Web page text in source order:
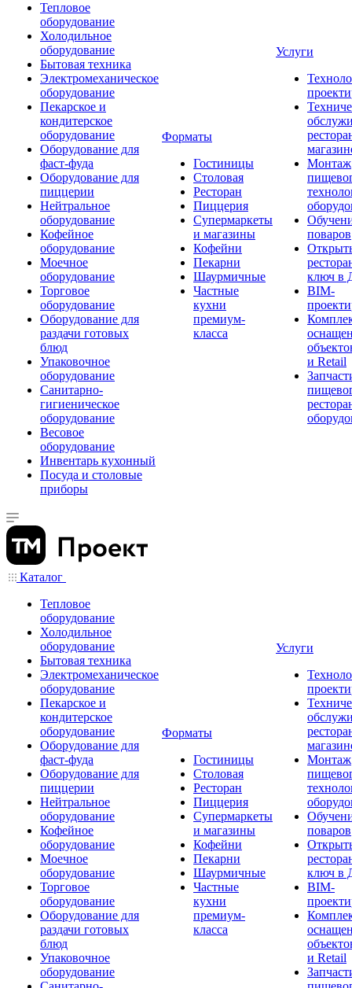
Тепловое
оборудование
Холодильное
оборудование
Бытовая техника
Электромеханическое
оборудование
Пекарское и
кондитерское
оборудование
Оборудование для
фаст-фуда
Оборудование для
пиццерии
Нейтральное
оборудование
Кофейное
оборудование
Моечное
оборудование
Торговое
оборудование
Оборудование для
раздачи готовых
блюд
Упаковочное
оборудование
Санитарно-
гигиеническое
оборудование
Весовое
оборудование
Инвентарь кухонный
Посуда и столовые
приборы
Форматы
Гостиницы
Столовая
Ресторан
Пиццерия
Супермаркеты
и магазины
Кофейни
Пекарни
Шаурмичные
Частные
кухни
премиум-
класса
Услуги
Монтаж
поваров
ключ в
BIM-
и Retail
Каталог
Тепловое
оборудование
Холодильное
оборудование
Бытовая техника
Электромеханическое
оборудование
Пекарское и
кондитерское
оборудование
Оборудование для
фаст-фуда
Оборудование для
пиццерии
Нейтральное
оборудование
Кофейное
оборудование
Моечное
оборудование
Торговое
оборудование
Оборудование для
раздачи готовых
блюд
Упаковочное
оборудование
Форматы
Гостиницы
Столовая
Ресторан
Пиццерия
Супермаркеты
и магазины
Кофейни
Пекарни
Шаурмичные
Частные
кухни
премиум-
класса
Услуги
Монтаж
поваров
ключ в
BIM-
и Retail